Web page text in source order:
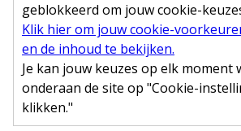
geblokkeerd om jouw cookie-
Klik hier om jouw cookie-
en de inhoud te bekijken.
Je kan jouw keuzes op elk moment
onderaan de site op "Cookie-
klikken."